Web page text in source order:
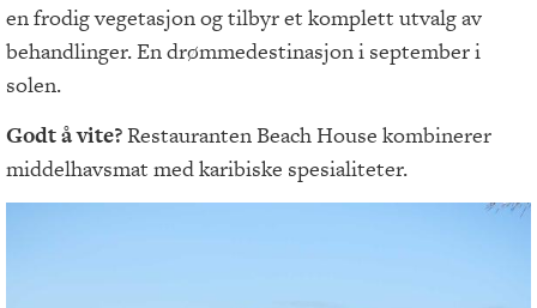
en frodig vegetasjon og tilbyr et komplett utvalg av
behandlinger. En drømmedestinasjon i september i
solen.
Godt å vite?Restauranten Beach House kombinerer
middelhavsmat med karibiske spesialiteter.